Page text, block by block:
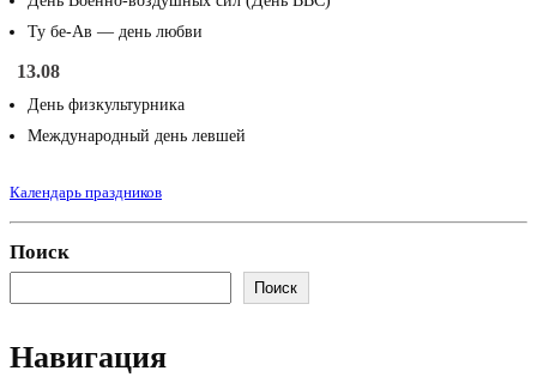
Ту бе-Ав — день любви
13.08
День физкультурника
Международный день левшей
Календарь праздников
Поиск
Поиск
Навигация